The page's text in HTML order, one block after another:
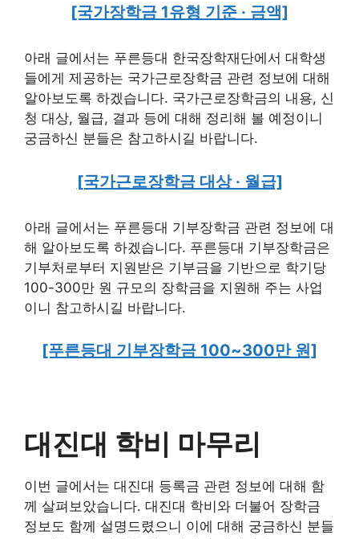
[국가장학금 1유형 기준 · 금액]
아래 글에서는 푸른등대 한국장학재단에서 대학생
들에게 제공하는 국가근로장학금 관련 정보에 대해
알아보도록 하겠습니다. 국가근로장학금의 내용, 신
청 대상, 월급, 결과 등에 대해 정리해 볼 예정이니
궁금하신 분들은 참고하시길 바랍니다.
[국가근로장학금 대상 · 월급]
아래 글에서는 푸른등대 기부장학금 관련 정보에 대
해 알아보도록 하겠습니다. 푸른등대 기부장학금은
기부처로부터 지원받은 기부금을 기반으로 학기당
100-300만 원 규모의 장학금을 지원해 주는 사업
이니 참고하시길 바랍니다.
[푸른등대 기부장학금 100~300만 원]
대진대 학비 마무리
이번 글에서는 대진대 등록금 관련 정보에 대해 함
께 살펴보았습니다. 대진대 학비와 더불어 장학금
정보도 함께 설명드렸으니 이에 대해 궁금하신 분들